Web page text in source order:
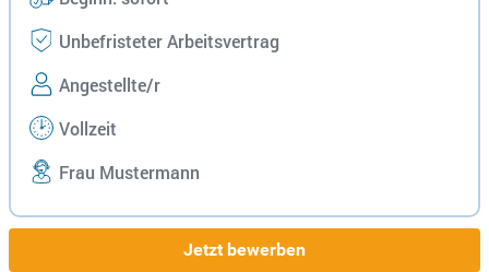
Unbefristeter Arbeitsvertrag
Angestellte/r
Vollzeit
Frau Mustermann
Jetzt bewerben